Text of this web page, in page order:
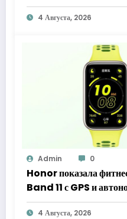
4 Августа, 2026
Admin 0
Honor показала
Band 11 с GPS и
4 Августа, 2026